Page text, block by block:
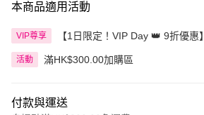
本商品適用活動
VIP尊享 【1日限定！VIP Day 👑 9折優惠】
活動 滿HK$300.00加購區
付款與運送